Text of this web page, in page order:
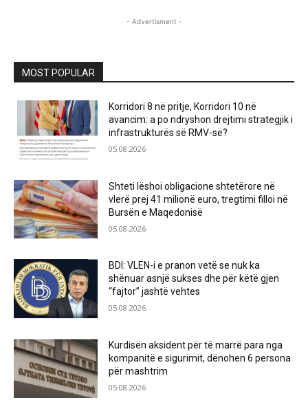
- Advertisment -
MOST POPULAR
Korridori 8 në pritje, Korridori 10 në
avancim: a po ndryshon drejtimi strategjik i
infrastrukturës së RMV-së?
05.08.2026
Shteti lëshoi obligacione shtetërore në
vlerë prej 41 milionë euro, tregtimi filloi në
Bursën e Maqedonisë
05.08.2026
BDI: VLEN-i e pranon vetë se nuk ka
shënuar asnjë sukses dhe për këtë gjen
“fajtor” jashtë vehtes
05.08.2026
Kurdisën aksident për të marrë para nga
kompanitë e sigurimit, dënohen 6 persona
për mashtrim
05.08.2026